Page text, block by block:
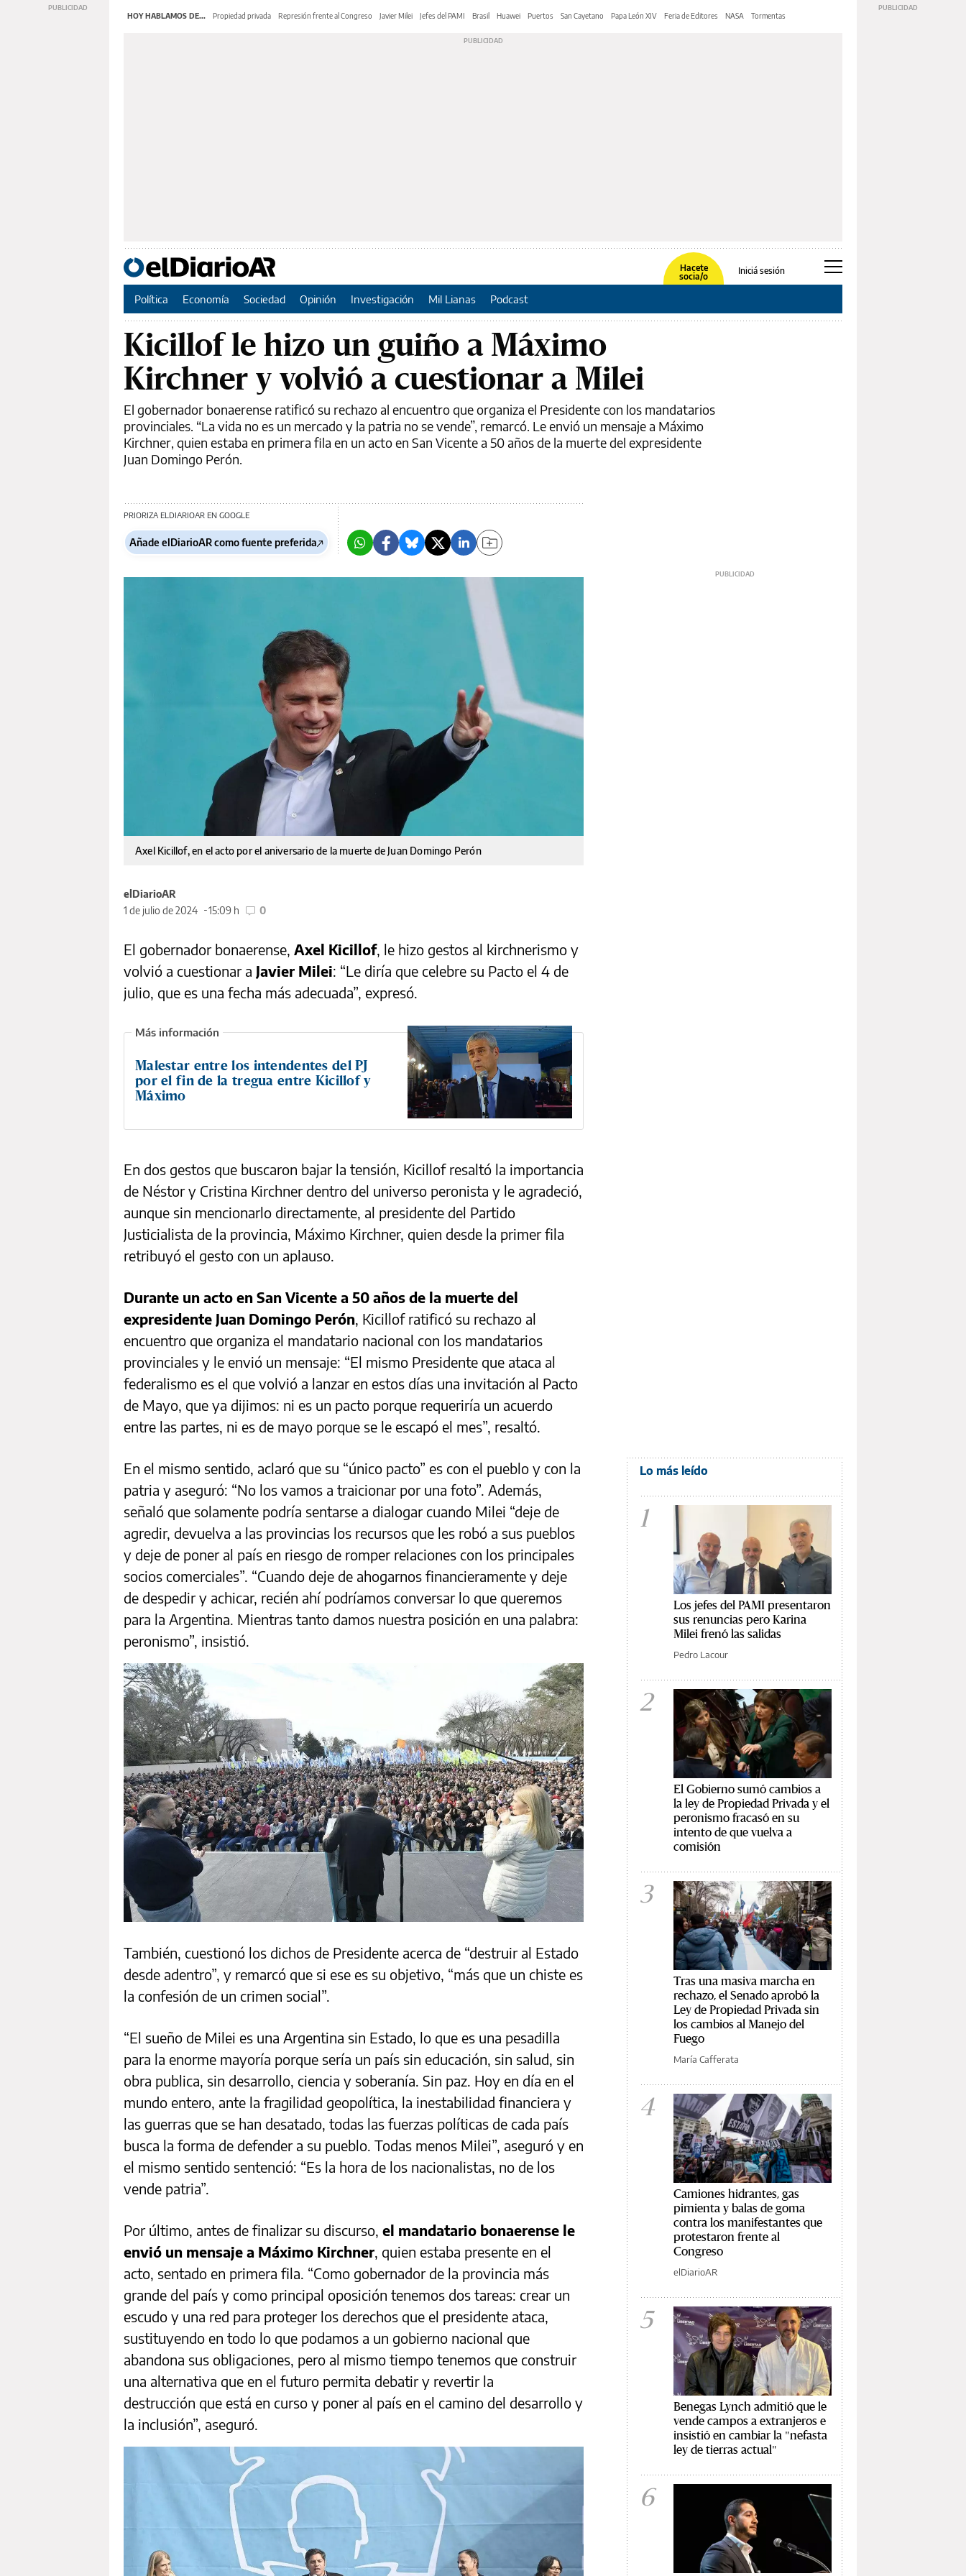
HOY HABLAMOS DE... Propiedad privada Represión frente al Congreso Javier Milei Jefes del PAMI Brasil Huawei Puertos San Cayetano Papa León XIV Feria de Editores NASA Tormentas
Hacete
socia/o
Iniciá sesión
Política Economía Sociedad Opinión Investigación Mil Lianas Podcast
Kicillof le hizo un guiño a Máximo
Kirchner y volvió a cuestionar a Milei
El gobernador bonaerense ratificó su rechazo al encuentro que organiza el Presidente con los mandatarios
provinciales. “La vida no es un mercado y la patria no se vende”, remarcó. Le envió un mensaje a Máximo
Kirchner, quien estaba en primera fila en un acto en San Vicente a 50 años de la muerte del expresidente
Juan Domingo Perón.
PRIORIZA ELDIARIOAR EN GOOGLE
Añade elDiarioAR como fuente preferida
Axel Kicillof, en el acto por el aniversario de la muerte de Juan Domingo Perón
elDiarioAR
1 de julio de 2024
15:09 h 0
El gobernador bonaerense, Axel Kicillof, le hizo gestos al kirchnerismo y
volvió a cuestionar a Javier Milei: “Le diría que celebre su Pacto el 4 de
julio, que es una fecha más adecuada”, expresó.
Malestar entre los intendentes del PJ
por el fin de la tregua entre Kicillof y
Máximo
En dos gestos que buscaron bajar la tensión, Kicillof resaltó la importancia
de Néstor y Cristina Kirchner dentro del universo peronista y le agradeció,
aunque sin mencionarlo directamente, al presidente del Partido
Justicialista de la provincia, Máximo Kirchner, quien desde la primer fila
retribuyó el gesto con un aplauso.
Durante un acto en San Vicente a 50 años de la muerte del
expresidente Juan Domingo Perón, Kicillof ratificó su rechazo al
encuentro que organiza el mandatario nacional con los mandatarios
provinciales y le envió un mensaje: “El mismo Presidente que ataca al
federalismo es el que volvió a lanzar en estos días una invitación al Pacto
de Mayo, que ya dijimos: ni es un pacto porque requeriría un acuerdo
entre las partes, ni es de mayo porque se le escapó el mes”, resaltó.
En el mismo sentido, aclaró que su “único pacto” es con el pueblo y con la
patria y aseguró: “No los vamos a traicionar por una foto”. Además,
señaló que solamente podría sentarse a dialogar cuando Milei “deje de
agredir, devuelva a las provincias los recursos que les robó a sus pueblos
y deje de poner al país en riesgo de romper relaciones con los principales
socios comerciales”. “Cuando deje de ahogarnos financieramente y deje
de despedir y achicar, recién ahí podríamos conversar lo que queremos
para la Argentina. Mientras tanto damos nuestra posición en una palabra:
peronismo”, insistió.
También, cuestionó los dichos de Presidente acerca de “destruir al Estado
desde adentro”, y remarcó que si ese es su objetivo, “más que un chiste es
la confesión de un crimen social”.
“El sueño de Milei es una Argentina sin Estado, lo que es una pesadilla
para la enorme mayoría porque sería un país sin educación, sin salud, sin
obra publica, sin desarrollo, ciencia y soberanía. Sin paz. Hoy en día en el
mundo entero, ante la fragilidad geopolítica, la inestabilidad financiera y
las guerras que se han desatado, todas las fuerzas políticas de cada país
busca la forma de defender a su pueblo. Todas menos Milei”, aseguró y en
el mismo sentido sentenció: “Es la hora de los nacionalistas, no de los
vende patria”.
Por último, antes de finalizar su discurso, el mandatario bonaerense le
envió un mensaje a Máximo Kirchner, quien estaba presente en el
acto, sentado en primera fila. “Como gobernador de la provincia más
grande del país y como principal oposición tenemos dos tareas: crear un
escudo y una red para proteger los derechos que el presidente ataca,
sustituyendo en todo lo que podamos a un gobierno nacional que
abandona sus obligaciones, pero al mismo tiempo tenemos que construir
una alternativa que en el futuro permita debatir y revertir la
destrucción que está en curso y poner al país en el camino del desarrollo y
la inclusión”, aseguró.
Lo más leído
1
Los jefes del PAMI presentaron
sus renuncias pero Karina
Milei frenó las salidas
Pedro Lacour
2
El Gobierno sumó cambios a
la ley de Propiedad Privada y el
peronismo fracasó en su
intento de que vuelva a
comisión
3
Tras una masiva marcha en
rechazo, el Senado aprobó la
Ley de Propiedad Privada sin
los cambios al Manejo del
Fuego
María Cafferata
4
Camiones hidrantes, gas
pimienta y balas de goma
contra los manifestantes que
protestaron frente al
Congreso
elDiarioAR
5
Benegas Lynch admitió que le
vende campos a extranjeros e
insistió en cambiar la "nefasta
ley de tierras actual"
6